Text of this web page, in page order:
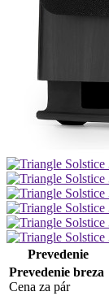
Prevedenie
Prevedenie breza
Cena za pár